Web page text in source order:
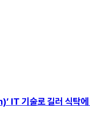
IT 기술로 길러 식탁에